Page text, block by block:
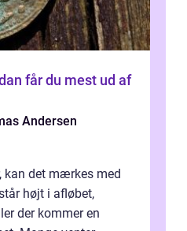
Andersen
kan det mærkes med
højt i afløbet,
der kommer en